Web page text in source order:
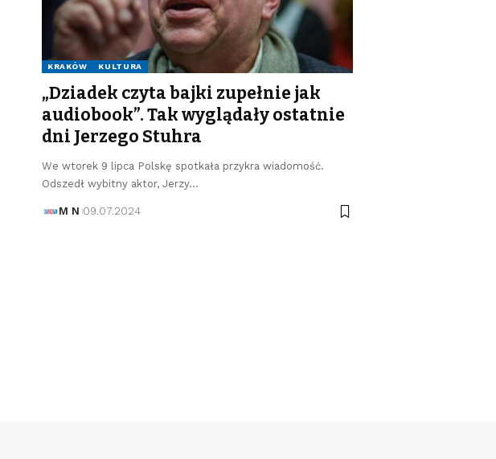
KRAKÓW KULTURA
„Dziadek czyta bajki zupełnie jak
audiobook”. Tak wyglądały ostatnie
dni Jerzego Stuhra
We wtorek 9 lipca Polskę spotkała przykra wiadomość.
Odszedł wybitny aktor, Jerzy…
M N 09.07.2024